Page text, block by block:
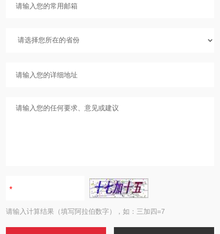
请输入计算结果（填写阿拉伯数字），如：三加四=7